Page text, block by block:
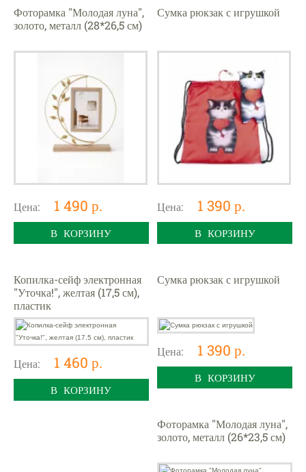
Фоторамка "Молодая луна",
золото, металл (28*26,5 см)
Цена: 1 490 р.
В КОРЗИНУ
Сумка рюкзак с игрушкой
Цена: 1 390 р.
В КОРЗИНУ
Копилка-сейф электронная
"Уточка!", желтая (17,5 см),
пластик
Цена: 1 460 р.
В КОРЗИНУ
Сумка рюкзак с игрушкой
Цена: 1 390 р.
В КОРЗИНУ
Фоторамка "Молодая луна",
золото, металл (26*23,5 см)